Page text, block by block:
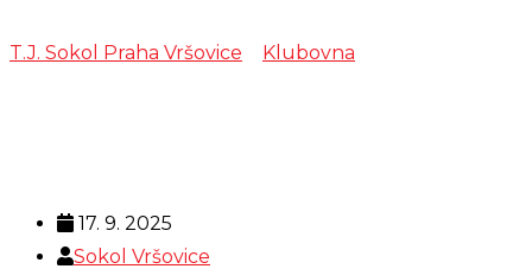
T.J. Sokol Praha Vršovice Klubovna
17. 9. 2025
Sokol Vršovice